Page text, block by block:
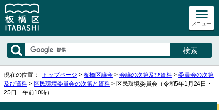
メニュー
現在の位置： トップページ > 板橋区議会 > 会議の次第及び資料 > 委員会の次第
及び資料 > 区民環境委員会の次第と資料 > 区民環境委員会（令和5年1月24日・
25日 午前10時）